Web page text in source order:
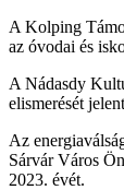
A Kolping
az óvodai és
A Nádasdy
elismerését
Az
Sárvár Város
2023. évét.